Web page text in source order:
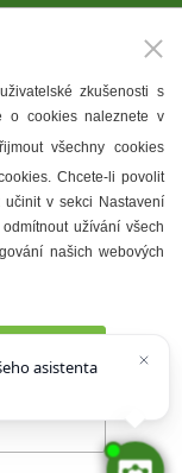
zkušenosti s
o cookies naleznete v
všechny cookies
Chcete-li povolit
v sekci Nastavení
užívání všech
našich webových
asistenta